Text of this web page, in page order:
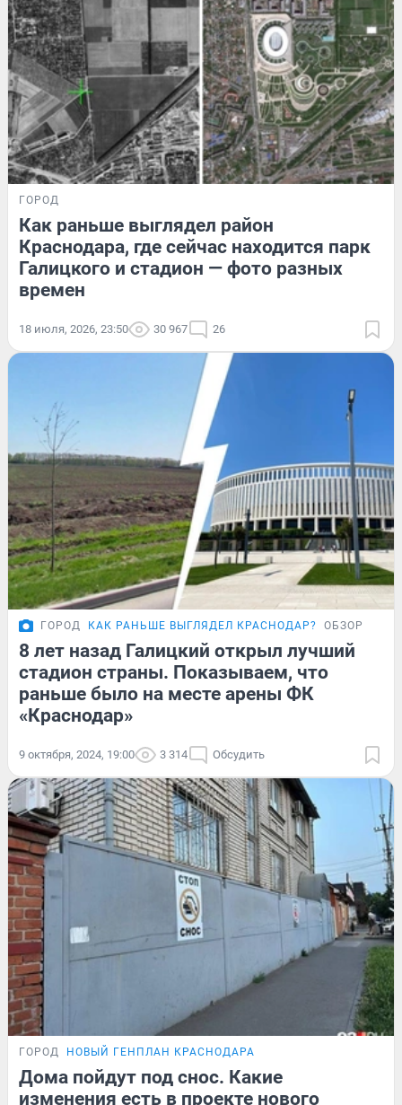
ГОРОД
Как раньше выглядел район
Краснодара, где сейчас находится парк
Галицкого и стадион — фото разных
времен
18 июля, 2026, 23:50 30 967 26
ГОРОД КАК РАНЬШЕ ВЫГЛЯДЕЛ КРАСНОДАР? ОБЗОР
8 лет назад Галицкий открыл лучший
стадион страны. Показываем, что
раньше было на месте арены ФК
«Краснодар»
9 октября, 2024, 19:00 3 314 Обсудить
ГОРОД НОВЫЙ ГЕНПЛАН КРАСНОДАРА
Дома пойдут под снос. Какие
изменения есть в проекте нового